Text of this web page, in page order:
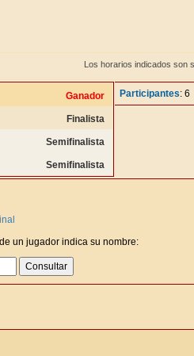
Los horarios indicados son
Ganador
Finalista
Semifinalista
Semifinalista
Participantes: 6
un jugador indica su nombre: